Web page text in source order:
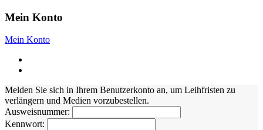
Mein Konto
Mein Konto
Melden Sie sich in Ihrem Benutzerkonto an, um Leihfristen zu
verlängern und Medien vorzubestellen.
Ausweisnummer:
Kennwort: